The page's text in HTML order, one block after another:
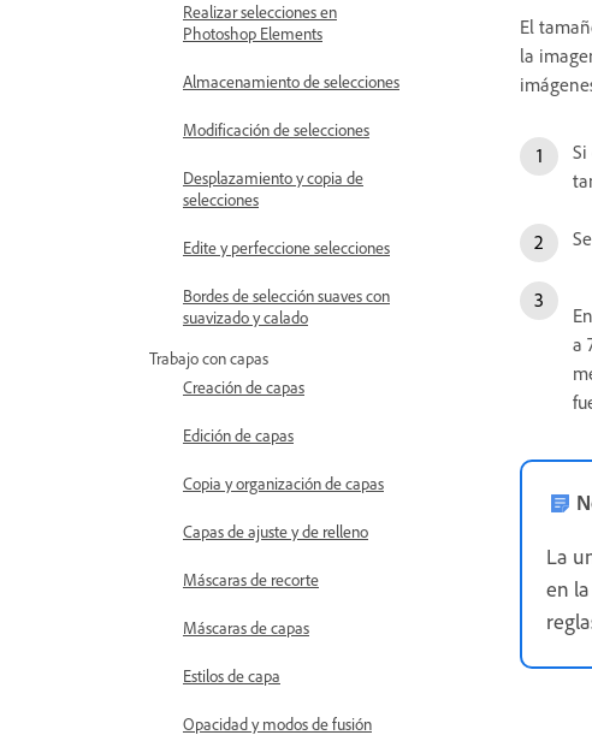
Realizar selecciones en
Photoshop Elements
Almacenamiento de selecciones
Modificación de selecciones
Desplazamiento y copia de
selecciones
Edite y perfeccione selecciones
Bordes de selección suaves con
suavizado y calado
Trabajo con capas
Creación de capas
Edición de capas
Copia y organización de capas
Capas de ajuste y de relleno
Máscaras de recorte
Máscaras de capas
Estilos de capa
Opacidad y modos de fusión
El
la
a
La
en